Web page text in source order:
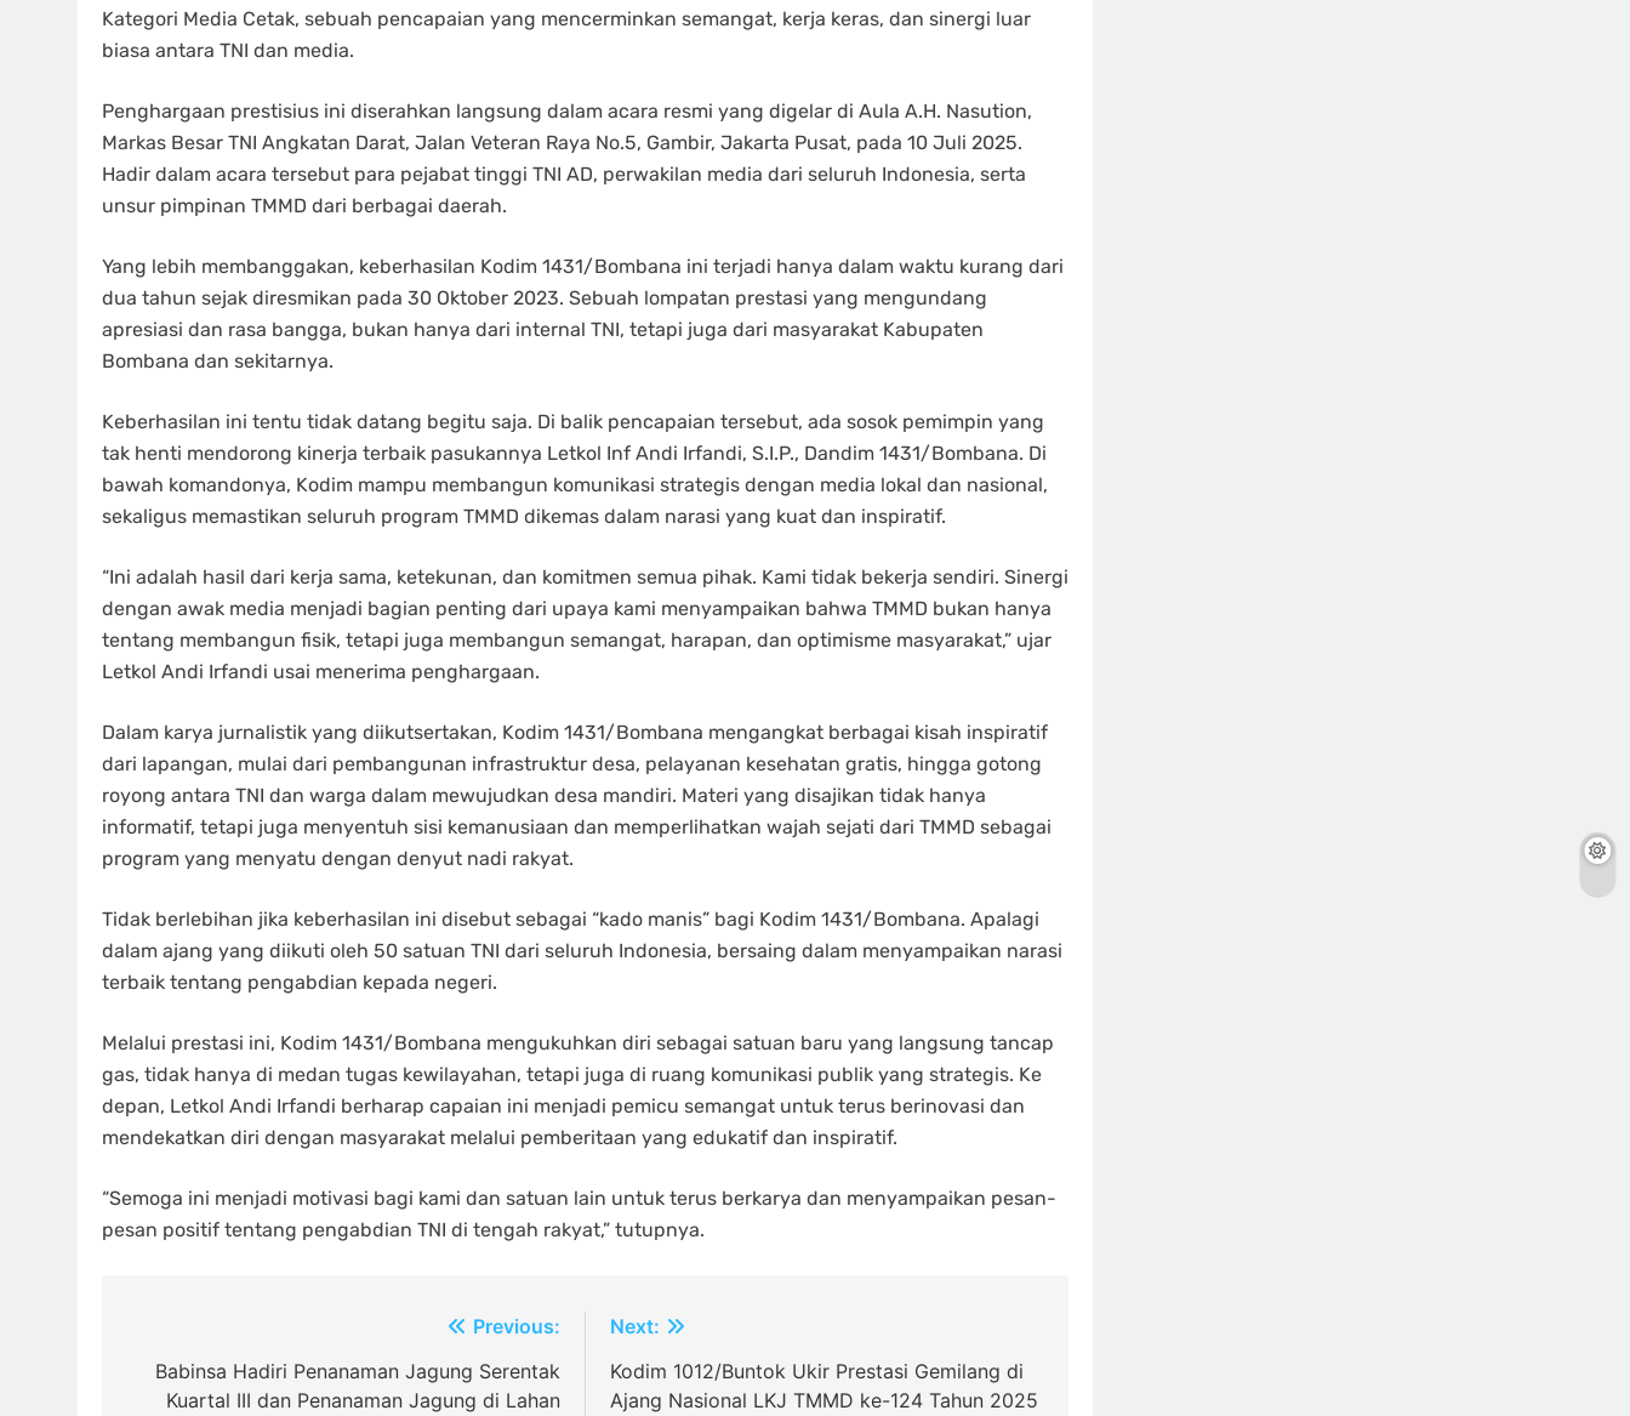
Kategori Media Cetak, sebuah pencapaian yang mencerminkan semangat, kerja keras, dan sinergi luar
biasa antara TNI dan media.
Penghargaan prestisius ini diserahkan langsung dalam acara resmi yang digelar di Aula A.H. Nasution,
Markas Besar TNI Angkatan Darat, Jalan Veteran Raya No.5, Gambir, Jakarta Pusat, pada 10 Juli 2025.
Hadir dalam acara tersebut para pejabat tinggi TNI AD, perwakilan media dari seluruh Indonesia, serta
unsur pimpinan TMMD dari berbagai daerah.
Yang lebih membanggakan, keberhasilan Kodim 1431/Bombana ini terjadi hanya dalam waktu kurang dari
dua tahun sejak diresmikan pada 30 Oktober 2023. Sebuah lompatan prestasi yang mengundang
apresiasi dan rasa bangga, bukan hanya dari internal TNI, tetapi juga dari masyarakat Kabupaten
Bombana dan sekitarnya.
Keberhasilan ini tentu tidak datang begitu saja. Di balik pencapaian tersebut, ada sosok pemimpin yang
tak henti mendorong kinerja terbaik pasukannya Letkol Inf Andi Irfandi, S.I.P., Dandim 1431/Bombana. Di
bawah komandonya, Kodim mampu membangun komunikasi strategis dengan media lokal dan nasional,
sekaligus memastikan seluruh program TMMD dikemas dalam narasi yang kuat dan inspiratif.
“Ini adalah hasil dari kerja sama, ketekunan, dan komitmen semua pihak. Kami tidak bekerja sendiri. Sinergi
dengan awak media menjadi bagian penting dari upaya kami menyampaikan bahwa TMMD bukan hanya
tentang membangun fisik, tetapi juga membangun semangat, harapan, dan optimisme masyarakat,” ujar
Letkol Andi Irfandi usai menerima penghargaan.
Dalam karya jurnalistik yang diikutsertakan, Kodim 1431/Bombana mengangkat berbagai kisah inspiratif
dari lapangan, mulai dari pembangunan infrastruktur desa, pelayanan kesehatan gratis, hingga gotong
royong antara TNI dan warga dalam mewujudkan desa mandiri. Materi yang disajikan tidak hanya
informatif, tetapi juga menyentuh sisi kemanusiaan dan memperlihatkan wajah sejati dari TMMD sebagai
program yang menyatu dengan denyut nadi rakyat.
Tidak berlebihan jika keberhasilan ini disebut sebagai “kado manis” bagi Kodim 1431/Bombana. Apalagi
dalam ajang yang diikuti oleh 50 satuan TNI dari seluruh Indonesia, bersaing dalam menyampaikan narasi
terbaik tentang pengabdian kepada negeri.
Melalui prestasi ini, Kodim 1431/Bombana mengukuhkan diri sebagai satuan baru yang langsung tancap
gas, tidak hanya di medan tugas kewilayahan, tetapi juga di ruang komunikasi publik yang strategis. Ke
depan, Letkol Andi Irfandi berharap capaian ini menjadi pemicu semangat untuk terus berinovasi dan
mendekatkan diri dengan masyarakat melalui pemberitaan yang edukatif dan inspiratif.
“Semoga ini menjadi motivasi bagi kami dan satuan lain untuk terus berkarya dan menyampaikan pesan-
pesan positif tentang pengabdian TNI di tengah rakyat,” tutupnya.
pos
Previous:
Babinsa Hadiri Penanaman Jagung Serentak
Kuartal III dan Penanaman Jagung di Lahan
Next:
Kodim 1012/Buntok Ukir Prestasi Gemilang di
Ajang Nasional LKJ TMMD ke-124 Tahun 2025